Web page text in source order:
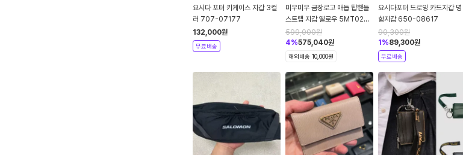
요시다 포터 키케이스 지갑 3컬
러 707-07177
132,000원
무료배송
미우미우 금장로고 매듭 탑핸들
스트랩 지갑 옐로우 5MT024
ACRT
599,000원
4%575,040원
해외배송 10,000원
요시다포터 드로잉 카드지갑 명
합지갑 650-08617
90,300원
1%89,300원
무료배송